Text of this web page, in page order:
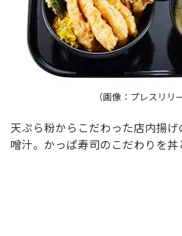
（画像：プレスリリ
天ぷら粉からこだわった店内揚
噌汁。かっぱ寿司のこだわりを丼